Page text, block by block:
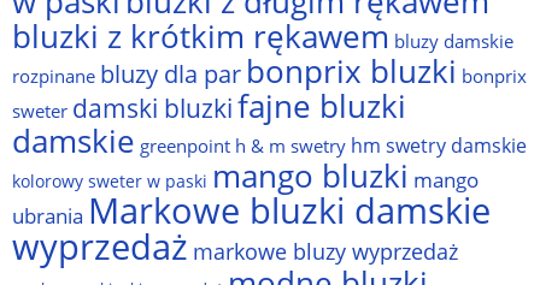
bluzki z krótkim rękawem bluzy damskie
rozpinane bluzy dla par bonprix bluzki bonprix
sweter damski bluzkifajne bluzki
damskie greenpoint h & m swetry hm swetry damskie
kolorowy sweter w paski mango bluzki mango
ubrania Markowe bluzki damskie
wyprzedaż markowe bluzy wyprzedaż